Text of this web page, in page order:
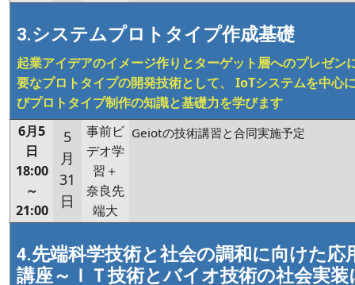
3.システムプロトタイプ作成基礎
起業アイデアのイメージ作りとターゲット層へのプレゼン
要なプロトタイプの開発技術として、 IoTシステムを中心
びプロトタイプ制作の知識と基礎力を学びます
6月5
日
18:00
～
21:00
5
月
31
日
事前ビ
デオ学
習＋
奈良先
端大
Geiotの技術講習と合同実施予定
4.先端科学技術と社会の調和に向けた応
講座～ＩＴ技術とバイオ技術の社会実装